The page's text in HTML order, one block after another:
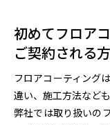
初めてフロア
ご契約される
フロアコーティング
違い、施工方法なども
弊社では取り扱いの